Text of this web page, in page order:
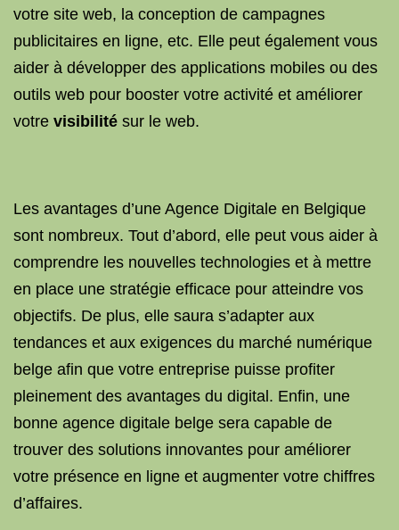
votre site web, la conception de campagnes
publicitaires en ligne, etc. Elle peut également vous
aider à développer des applications mobiles ou des
outils web pour booster votre activité et améliorer
votre visibilité sur le web.
Les avantages d’une Agence Digitale en Belgique
sont nombreux. Tout d’abord, elle peut vous aider à
comprendre les nouvelles technologies et à mettre
en place une stratégie efficace pour atteindre vos
objectifs. De plus, elle saura s’adapter aux
tendances et aux exigences du marché numérique
belge afin que votre entreprise puisse profiter
pleinement des avantages du digital. Enfin, une
bonne agence digitale belge sera capable de
trouver des solutions innovantes pour améliorer
votre présence en ligne et augmenter votre chiffres
d’affaires.